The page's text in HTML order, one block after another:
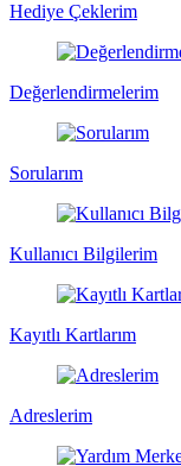
Hediye Çeklerim
Değerlendirmelerim
Sorularım
Kullanıcı Bilgilerim
Kayıtlı Kartlarım
Adreslerim